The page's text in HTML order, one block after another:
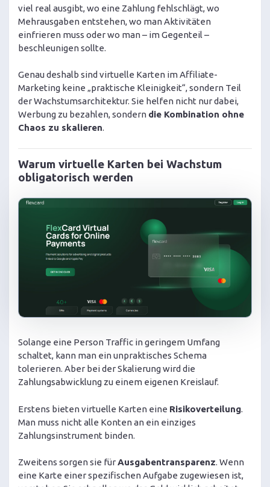
viel real ausgibt, wo eine Zahlung fehlschlägt, wo
Mehrausgaben entstehen, wo man Aktivitäten
einfrieren muss oder wo man – im Gegenteil –
beschleunigen sollte.
Genau deshalb sind virtuelle Karten im Affiliate-
Marketing keine „praktische Kleinigkeit“, sondern Teil
der Wachstumsarchitektur. Sie helfen nicht nur dabei,
Werbung zu bezahlen, sondern die Kombination ohne
Chaos zu skalieren.
Warum virtuelle Karten bei Wachstum
obligatorisch werden
Solange eine Person Traffic in geringem Umfang
schaltet, kann man ein unpraktisches Schema
tolerieren. Aber bei der Skalierung wird die
Zahlungsabwicklung zu einem eigenen Kreislauf.
Erstens bieten virtuelle Karten eine Risikoverteilung.
Man muss nicht alle Konten an ein einziges
Zahlungsinstrument binden.
Zweitens sorgen sie fürAusgabentransparenz. Wenn
eine Karte einer spezifischen Aufgabe zugewiesen ist,